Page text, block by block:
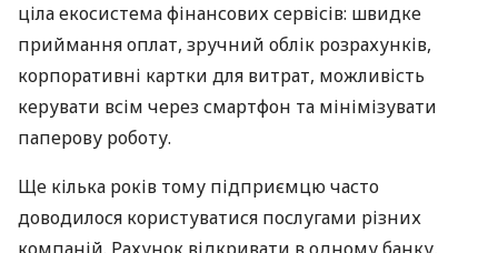
ціла екосистема фінансових сервісів: швидке
приймання оплат, зручний облік розрахунків,
корпоративні картки для витрат, можливість
керувати всім через смартфон та мінімізувати
паперову роботу.
Ще кілька років тому підприємцю часто
доводилося користуватися послугами різних